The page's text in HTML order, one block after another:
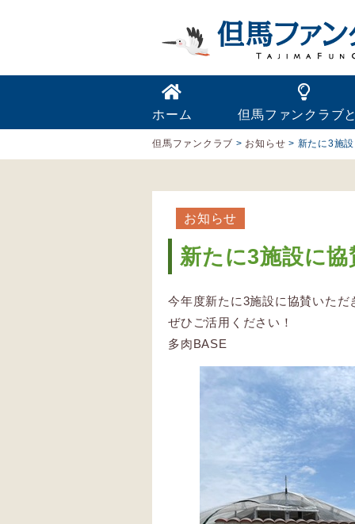
ホーム 但馬ファンクラブ
但馬ファンクラブ > お知らせ > 新たに3施
お知らせ
新たに3施設に
今年度新たに3施設に協賛いただ
ぜひご活用ください！
多肉BASE